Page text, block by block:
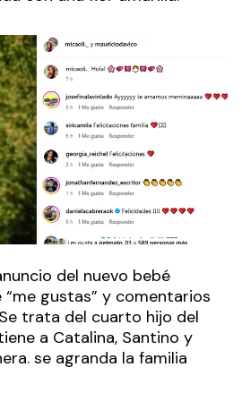
del nuevo bebé
gustas” y comentarios
trata del cuarto hijo del
a Catalina, Santino y
se agranda la familia